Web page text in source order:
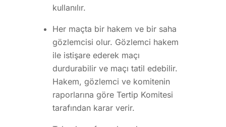
kullanılır.
Her maçta bir hakem ve bir saha
gözlemcisi olur. Gözlemci hakem
ile istişare ederek maçı
durdurabilir ve maçı tatil edebilir.
Hakem, gözlemci ve komitenin
raporlarına göre Tertip Komitesi
tarafından karar verir.